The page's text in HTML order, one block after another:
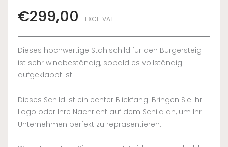
€299,00 EXCL. VAT
Dieses hochwertige Stahlschild für den Bürgersteig
ist sehr windbeständig, sobald es vollständig
aufgeklappt ist.
Dieses Schild ist ein echter Blickfang. Bringen Sie Ihr
Logo oder Ihre Nachricht auf dem Schild an, um Ihr
Unternehmen perfekt zu repräsentieren.